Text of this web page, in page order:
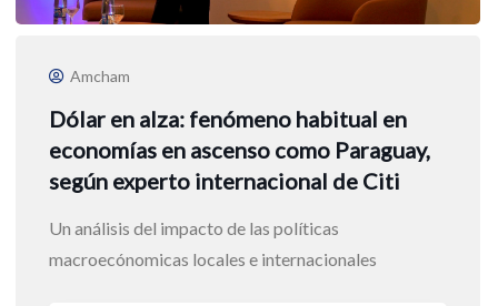
Amcham
Dólar en alza: fenómeno habitual en
economías en ascenso como Paraguay,
según experto internacional de Citi
Un análisis del impacto de las políticas
macroecónomicas locales e internacionales